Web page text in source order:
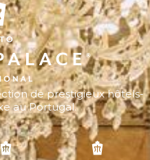
de prestigieux hôtels-
au Portugal.